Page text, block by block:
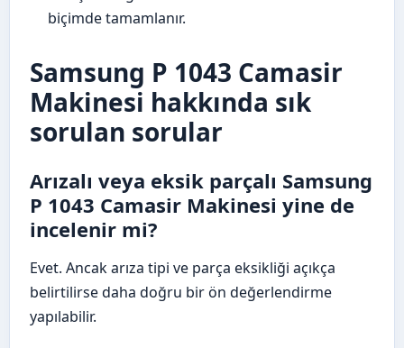
biçimde tamamlanır.
Samsung P 1043 Camasir
Makinesi hakkında sık
sorulan sorular
Arızalı veya eksik parçalı Samsung
P 1043 Camasir Makinesi yine de
incelenir mi?
Evet. Ancak arıza tipi ve parça eksikliği açıkça
belirtilirse daha doğru bir ön değerlendirme
yapılabilir.